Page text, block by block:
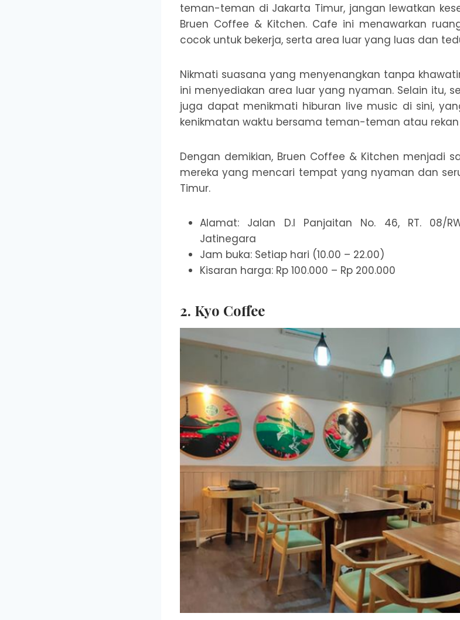
teman-teman di Jakarta Timur, jangan lewatkan
Bruen Coffee & Kitchen. Cafe ini menawarkan
cocok untuk bekerja, serta area luar yang luas dan
Nikmati suasana yang menyenangkan tanpa
ini menyediakan area luar yang nyaman. Selain itu,
juga dapat menikmati hiburan live music di sini,
kenikmatan waktu bersama teman-teman atau rekan
Dengan demikian, Bruen Coffee & Kitchen menjadi
mereka yang mencari tempat yang nyaman dan
Timur.
Alamat: Jalan D.I Panjaitan No. 46, RT. 08/
Jatinegara
Jam buka: Setiap hari (10.00 – 22.00)
Kisaran harga: Rp 100.000 – Rp 200.000
2. Kyo Coffee